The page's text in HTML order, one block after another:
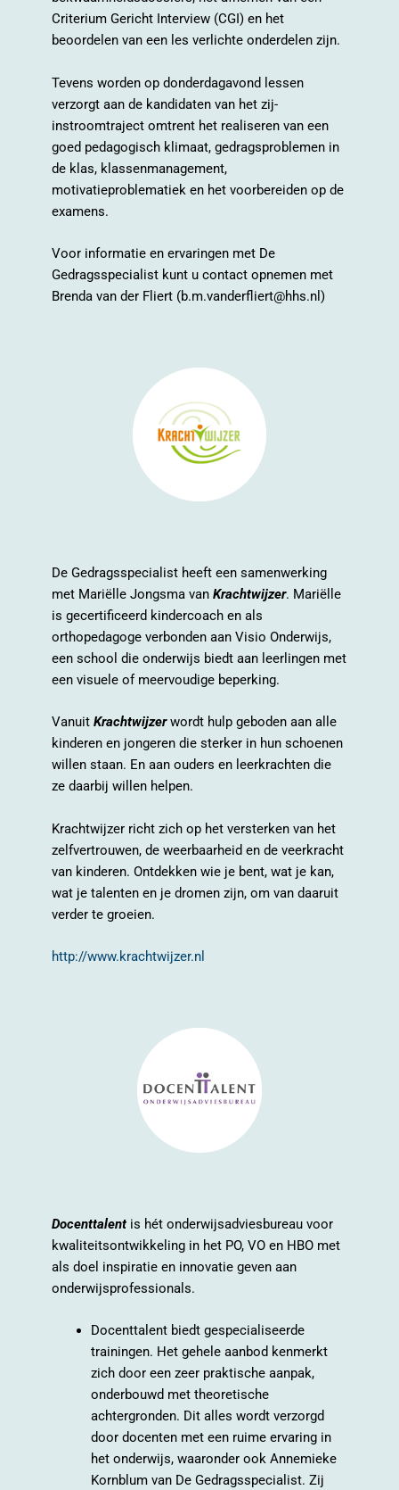
Criterium Gericht Interview (CGI) en het
beoordelen van een les verlichte onderdelen zijn.
Tevens worden op donderdagavond lessen
verzorgt aan de kandidaten van het zij-
instroomtraject omtrent het realiseren van een
goed pedagogisch klimaat, gedragsproblemen in
de klas, klassenmanagement,
motivatieproblematiek en het voorbereiden op de
examens.
Voor informatie en ervaringen met De
Gedragsspecialist kunt u contact opnemen met
Brenda van der Fliert (b.m.vanderfliert@hhs.nl)
De Gedragsspecialist heeft een samenwerking
met Mariëlle Jongsma van Krachtwijzer. Mariëlle
is gecertificeerd kindercoach en als
orthopedagoge verbonden aan Visio Onderwijs,
een school die onderwijs biedt aan leerlingen met
een visuele of meervoudige beperking.
Vanuit Krachtwijzerwordt hulp geboden aan alle
kinderen en jongeren die sterker in hun schoenen
willen staan. En aan ouders en leerkrachten die
ze daarbij willen helpen.
Krachtwijzer richt zich op het versterken van het
zelfvertrouwen, de weerbaarheid en de veerkracht
van kinderen. Ontdekken wie je bent, wat je kan,
wat je talenten en je dromen zijn, om van daaruit
verder te groeien.
http://www.krachtwijzer.nl
Docenttalent is hét onderwijsadviesbureau voor
kwaliteitsontwikkeling in het PO, VO en HBO met
als doel inspiratie en innovatie geven aan
onderwijsprofessionals.
Docenttalent biedt gespecialiseerde
trainingen. Het gehele aanbod kenmerkt
zich door een zeer praktische aanpak,
onderbouwd met theoretische
achtergronden. Dit alles wordt verzorgd
door docenten met een ruime ervaring in
het onderwijs, waaronder ook Annemieke
Kornblum van De Gedragsspecialist. Zij